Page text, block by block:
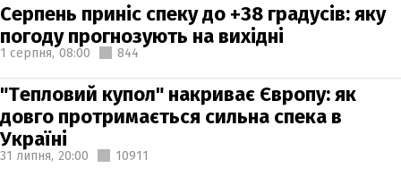
Серпень приніс спеку до +38 градусів: яку
погоду прогнозують на вихідні
1 серпня, 08:00 844
"Тепловий купол" накриває Європу: як
довго протримається сильна спека в
Україні
31 липня, 20:00 10911